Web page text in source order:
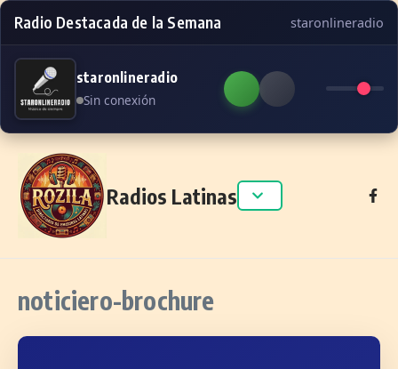
Radio Destacada de la Semana staronlineradio
staronlineradio
Sin conexión
Skip to content
Radios Latinas
noticiero-brochure